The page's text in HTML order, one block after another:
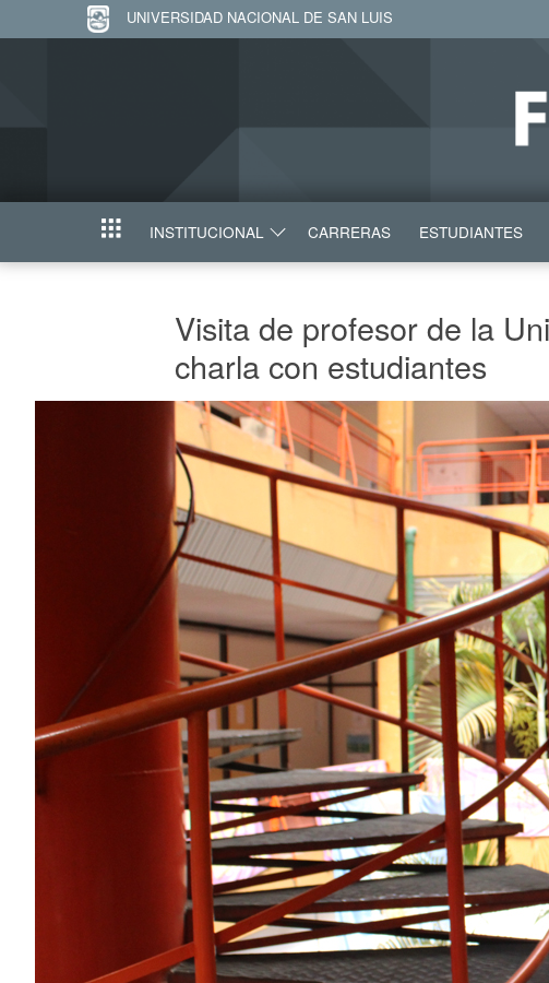
UNIVERSIDAD NACIONAL DE SAN LUIS
INICIO INSTITUCIONAL CARRERAS ESTUDIANTES
Visita de profesor de la
charla con estudiantes